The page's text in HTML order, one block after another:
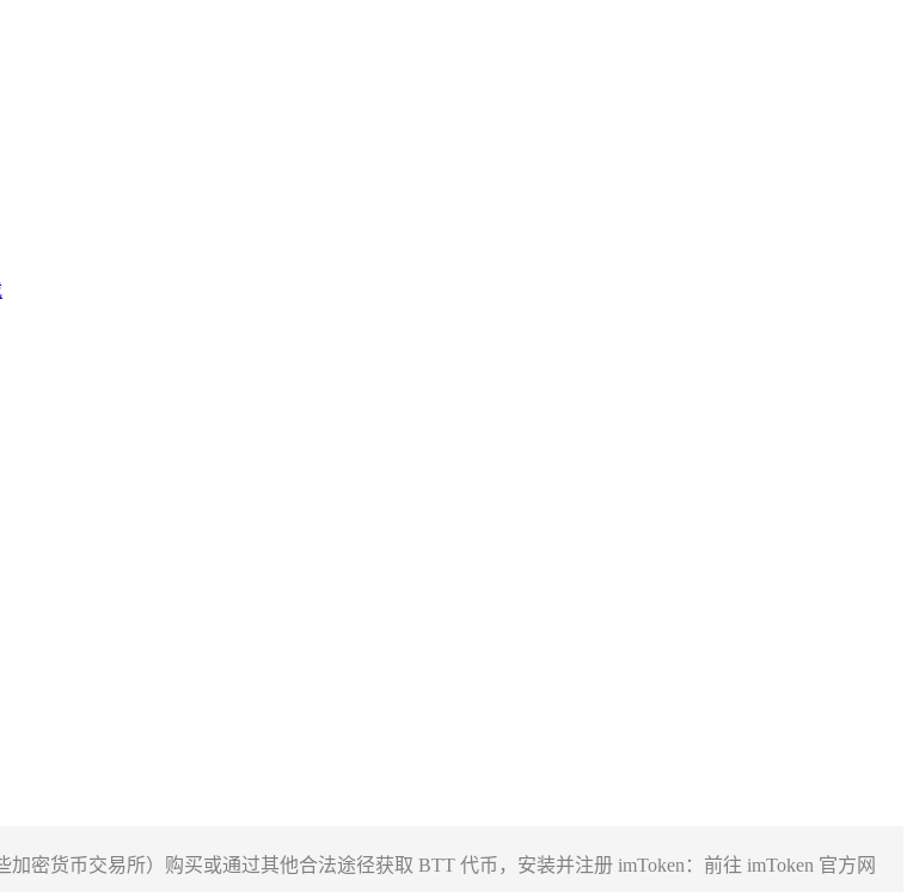
密货币交易所）购买或通过其他合法途径获取 BTT 代币，安装并注册 imToken：前往 imToken 官方网